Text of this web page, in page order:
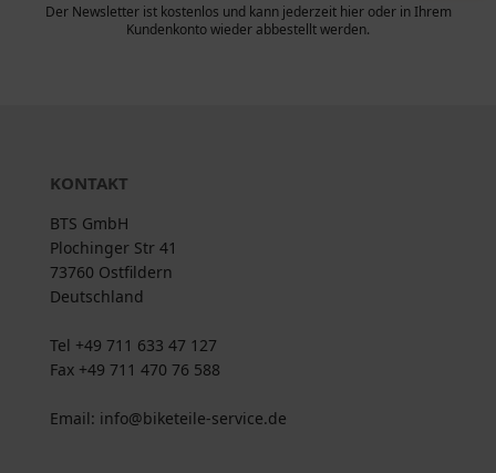
Der Newsletter ist kostenlos und kann jederzeit hier oder in Ihrem
Kundenkonto wieder abbestellt werden.
KONTAKT
BTS GmbH
Plochinger Str 41
73760 Ostfildern
Deutschland
Tel +49 711 633 47 127
Fax +49 711 470 76 588
Email: info@biketeile-service.de